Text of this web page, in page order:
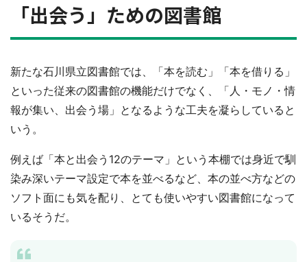
「出会う」ための図書館
新たな石川県立図書館では、「本を読む」「本を借りる」
といった従来の図書館の機能だけでなく、「人・モノ・情
報が集い、出会う場」となるような工夫を凝らしていると
いう。
例えば「本と出会う12のテーマ」という本棚では身近で馴
染み深いテーマ設定で本を並べるなど、本の並べ方などの
ソフト面にも気を配り、とても使いやすい図書館になって
いるそうだ。